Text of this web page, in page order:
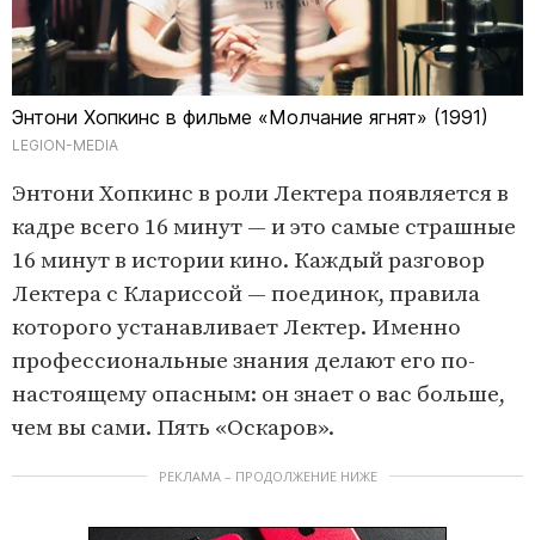
Энтони Хопкинс в фильме «Молчание ягнят» (1991)
LEGION-MEDIA
Энтони Хопкинс в роли Лектера появляется в
кадре всего 16 минут — и это самые страшные
16 минут в истории кино. Каждый разговор
Лектера с Клариссой — поединок, правила
которого устанавливает Лектер. Именно
профессиональные знания делают его по-
настоящему опасным: он знает о вас больше,
чем вы сами. Пять «Оскаров».
РЕКЛАМА – ПРОДОЛЖЕНИЕ НИЖЕ